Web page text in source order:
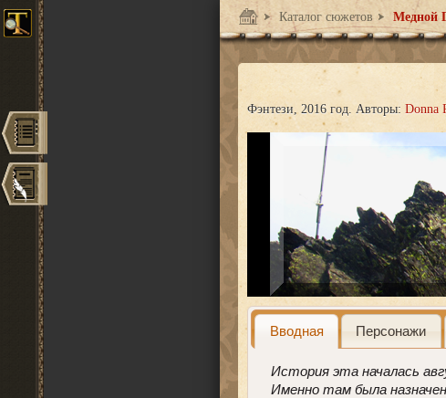
Каталог сюжетов Медной
Фэнтези 2016 год. Авторы: Donna
Вводная Персонажи
История эта началась
Именно там была